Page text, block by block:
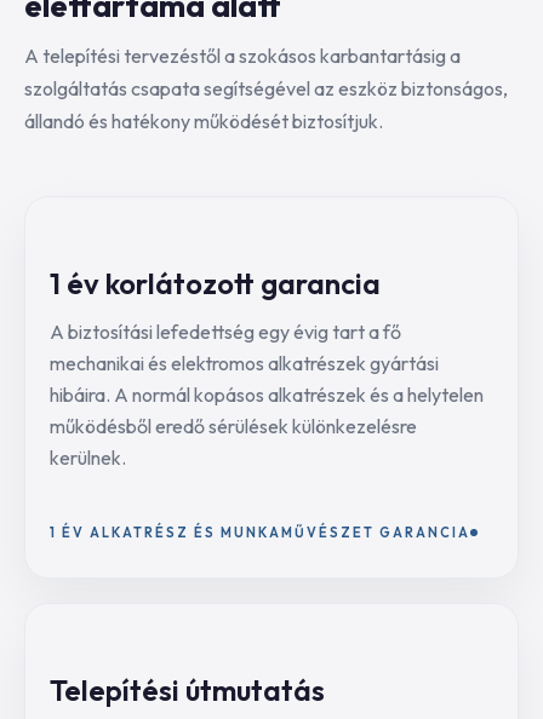
A telepítési tervezéstől a szokásos karbantartásig a
szolgáltatás csapata segítségével az eszköz biztonságos,
állandó és hatékony működését biztosítjuk.
1 év korlátozott garancia
A biztosítási lefedettség egy évig tart a fő
mechanikai és elektromos alkatrészek gyártási
hibáira. A normál kopásos alkatrészek és a helytelen
működésből eredő sérülések különkezelésre
kerülnek.
1 ÉV ALKATRÉSZ ÉS MUNKAMŰVÉSZET GARANCIA
Telepítési útmutatás